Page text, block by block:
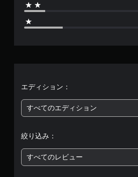
エディション：
すべてのエディション
絞り込み：
すべてのレビュー